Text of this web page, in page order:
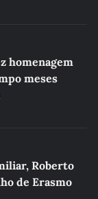
homenagem
meses
Roberto
de Erasmo